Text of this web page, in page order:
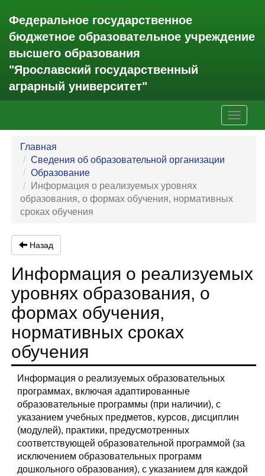
Федеральное государственное
бюджетное образовательное учреждение
высшего образования
"Ярославский государственный
аграрный университет"
Toggle
Главная
Сведения об образовательной организации
Образование
Информация о реализуемых уровнях
образования, о формах обучения, нормативных
сроках обучения
Назад
Информация о реализуемых
уровнях образования, о
формах обучения,
нормативных сроках
обучения
Информация о реализуемых образовательных
программах, включая адаптированные
образовательные программы (при наличии), с
указанием учебных предметов, курсов, дисциплин
(модулей), практики, предусмотренных
соответствующей образовательной программой (за
исключением образовательных программ
дошкольного образования), с указанием для каждой